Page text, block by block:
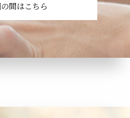
間はこちら